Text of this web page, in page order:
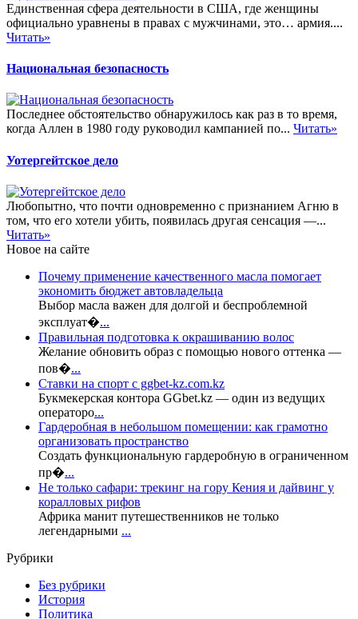
Единственная сфера деятельности в США, где женщины
официально уравнены в правах с мужчинами, это… армия....
Читать»
Национальная безопасность
Последнее обстоятельство обнаружилось как раз в то время,
когда Аллен в 1980 году руководил кампанией по... Читать»
Уотергейтское дело
Любопытно, что почти одновременно с признанием Агню в
том, что его хотели убить, появилась другая сенсация —...
Читать»
Новое на сайте
Почему применение качественного масла помогает
экономить бюджет автовладельца
Выбор масла важен для долгой и беспроблемной
эксплуат�...
Правильная подготовка к окрашиванию волос
Желание обновить образ с помощью нового оттенка —
пов�...
Ставки на спорт с ggbet-kz.com.kz
Букмекерская контора GGbet.kz — один из ведущих
операторо...
Гардеробная в небольшом помещении: как грамотно
организовать пространство
Создать функциональную гардеробную в ограниченном
пр�...
Не только сафари: трекинг на гору Кения и дайвинг у
коралловых рифов
Африка манит путешественников не только
легендарными ...
Рубрики
Без рубрики
История
Политика